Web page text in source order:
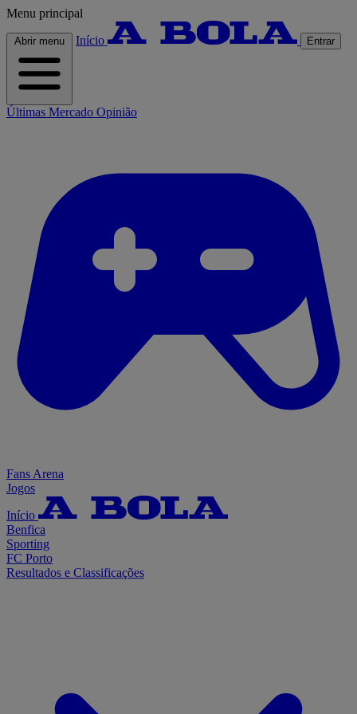
Menu principal
Abrir menu Início Entrar
Últimas Mercado Opinião
Fans Arena
Jogos
Início
Benfica
Sporting
FC Porto
Resultados e Classificações